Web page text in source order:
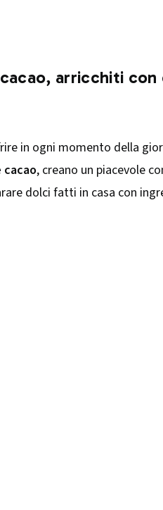
arricchiti
in ogni momento della
cacao, creano un piacevole
dolci fatti in casa con